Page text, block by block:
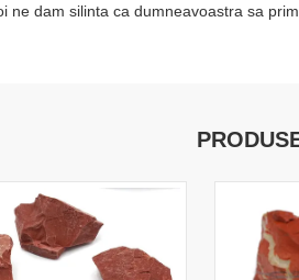
ne dam silinta ca dumneavoastra sa